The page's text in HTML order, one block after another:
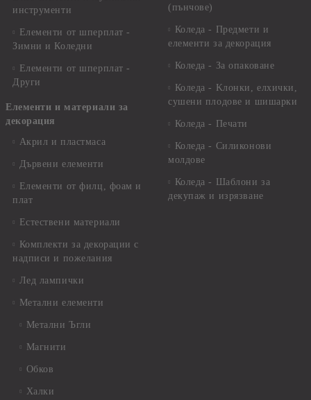
инструменти
Елементи от шперплат -
Зимни и Коледни
Елементи от шперплат -
Други
Елементи и материали за
декорация
Акрил и пластмаса
Дървени елементи
Елементи от филц, фоам и
плат
Естествени материали
Комплекти за декорации с
надписи и пожелания
Лед лампички
Метални елементи
Метални Ъгли
Магнити
Обков
Халки
(пънчове)
Коледа - Предмети и
елементи за декорация
Коледа - За опаковане
Коледа - Kлонки, елхички,
сушени плодове и шишарки
Коледа - Печати
Коледа - Силиконови
молдове
Коледа - Шаблони за
декупаж и изрязване